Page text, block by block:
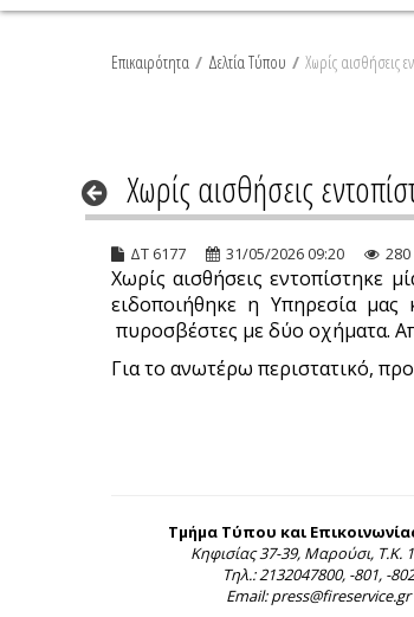
Επικαιρότητα / Δελτία Τύπου / Χωρίς αισθήσεις
Χωρίς αισθήσεις
ΔΤ 6177 31/05/2026 09:20 280
Χωρίς αισθήσεις εντοπίστηκε
ειδοποιήθηκε η Υπηρεσία
πυροσβέστες με δύο οχήματα.
Για το ανωτέρω περιστατικό,
Τμήμα Τύπου και
Κηφισίας 37-39, Μαρούσι, Τ.Κ.
Τηλ.: 2132047800, -801, -802
Email: press@fireservice.gr